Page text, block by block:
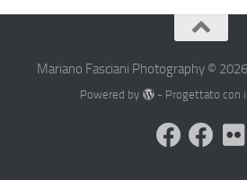
Mariano Fasciani Photography ©
Powered by - Progettato con il